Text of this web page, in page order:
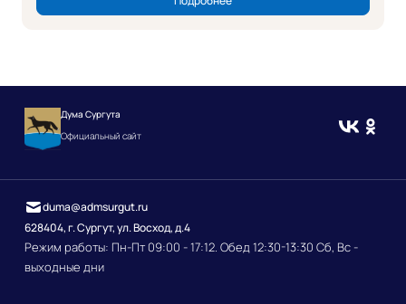
Дума Сургута
Официальный сайт
628404, г. Сургут, ул. Восход, д.4
Режим работы: Пн-Пт 09:00 - 17:12. Обед 12:30-13:30 Сб, Вс -
выходные дни
duma@admsurgut.ru